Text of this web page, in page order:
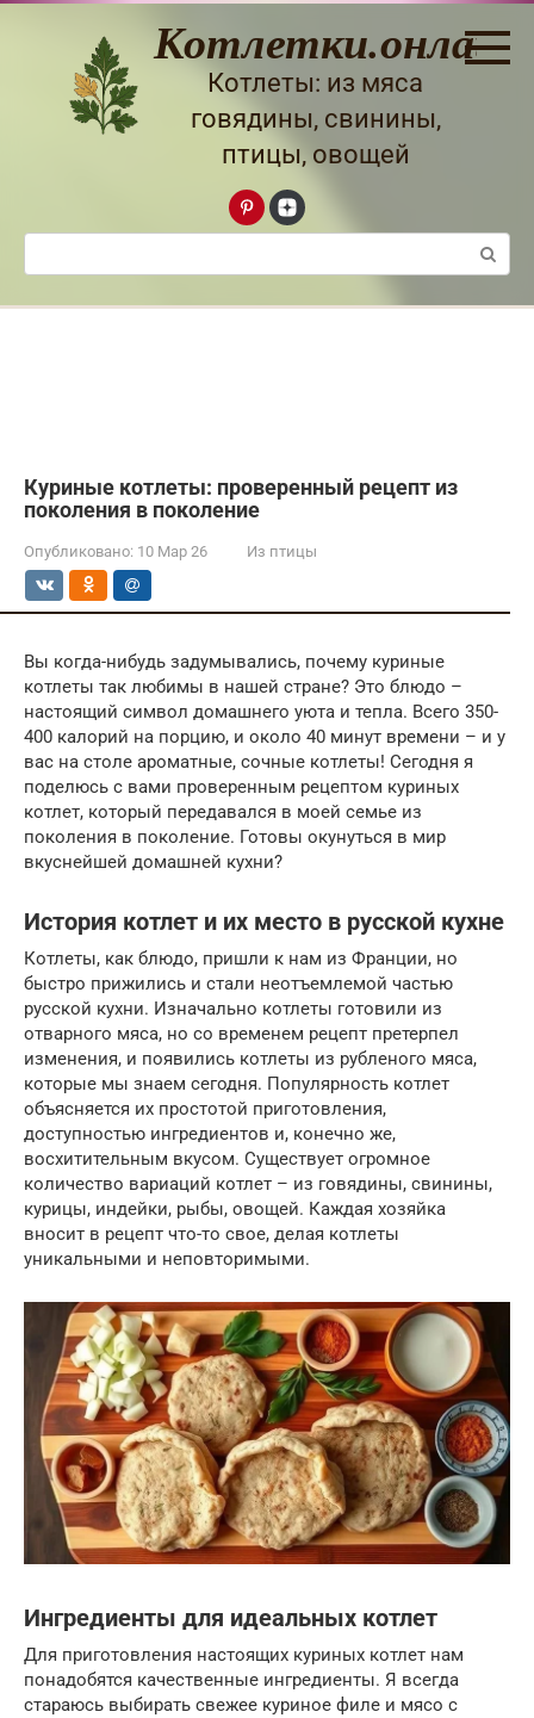
Перейти
Котлетки.онлайн
Котлеты: из мяса
говядины, свинины,
птицы, овощей
Поиск:
Куриные котлеты: проверенный рецепт из
поколения в поколение
Опубликовано: 10 Мар 26 Из птицы
Вы когда-нибудь задумывались, почему куриные
котлеты так любимы в нашей стране? Это блюдо –
настоящий символ домашнего уюта и тепла. Всего 350-
400 калорий на порцию, и около 40 минут времени – и у
вас на столе ароматные, сочные котлеты! Сегодня я
поделюсь с вами проверенным рецептом куриных
котлет, который передавался в моей семье из
поколения в поколение. Готовы окунуться в мир
вкуснейшей домашней кухни?
История котлет и их место в русской кухне
Котлеты, как блюдо, пришли к нам из Франции, но
быстро прижились и стали неотъемлемой частью
русской кухни. Изначально котлеты готовили из
отварного мяса, но со временем рецепт претерпел
изменения, и появились котлеты из рубленого мяса,
которые мы знаем сегодня. Популярность котлет
объясняется их простотой приготовления,
доступностью ингредиентов и, конечно же,
восхитительным вкусом. Существует огромное
количество вариаций котлет – из говядины, свинины,
курицы, индейки, рыбы, овощей. Каждая хозяйка
вносит в рецепт что-то свое, делая котлеты
уникальными и неповторимыми.
Ингредиенты для идеальных котлет
Для приготовления настоящих куриных котлет нам
понадобятся качественные ингредиенты. Я всегда
стараюсь выбирать свежее куриное филе и мясо с